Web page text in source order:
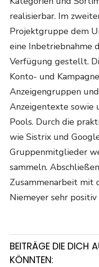
realisierbar. Im
Projektgruppe dem
eine Inbetriebnahme
Verfügung gestellt.
Konto- und
Anzeigengruppen
Anzeigentexte sowie
Pools. Durch die
wie Sistrix und
Gruppenmitglieder
sammeln.
Zusammenarbeit mit
Niemeyer sehr
BEITRÄGE DIE DICH
KÖNNTEN: